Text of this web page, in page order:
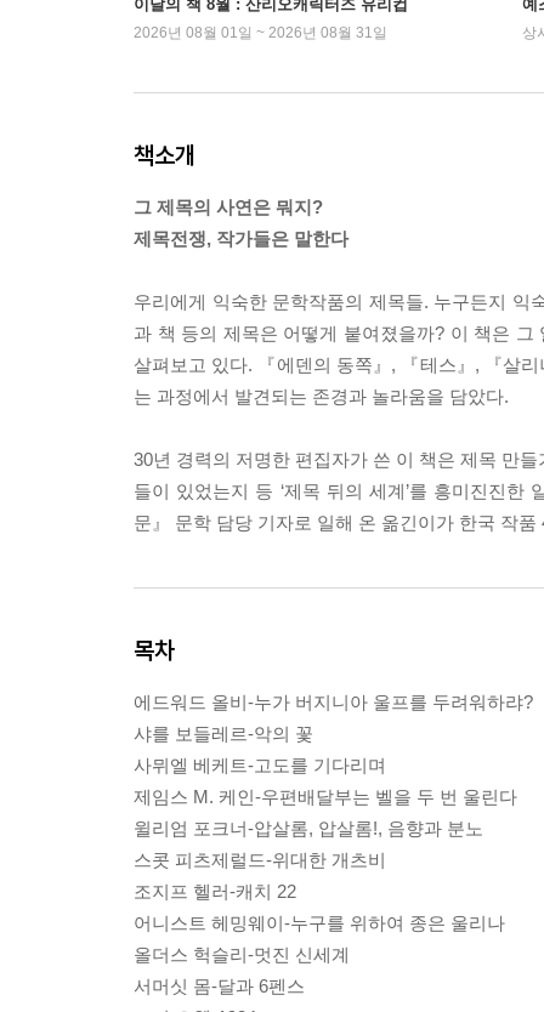
이달의 책 8월 : 산리오캐릭터즈 유리컵
2026년 08월 01일 ~ 2026년 08월 31일
예
상
책소개
그 제목의 사연은 뭐지?
제목전쟁, 작가들은 말한다
우리에게 익숙한 문학작품의 제목들. 누구든지
과 책 등의 제목은 어떻게 붙여졌을까? 이 책은
살펴보고 있다. 『에덴의 동쪽』, 『테스』, 『살
는 과정에서 발견되는 존경과 놀라움을 담았다.
30년 경력의 저명한 편집자가 쓴 이 책은 제목 만
들이 있었는지 등 ‘제목 뒤의 세계’를 흥미진진
문』 문학 담당 기자로 일해 온 옮긴이가 한국 작
목차
에드워드 올비-누가 버지니아 울프를 두려워하랴?
샤를 보들레르-악의 꽃
사뮈엘 베케트-고도를 기다리며
제임스 M. 케인-우편배달부는 벨을 두 번 울린다
윌리엄 포크너-압살롬, 압살롬!, 음향과 분노
스콧 피츠제럴드-위대한 개츠비
조지프 헬러-캐치 22
어니스트 헤밍웨이-누구를 위하여 종은 울리나
올더스 헉슬리-멋진 신세계
서머싯 몸-달과 6펜스